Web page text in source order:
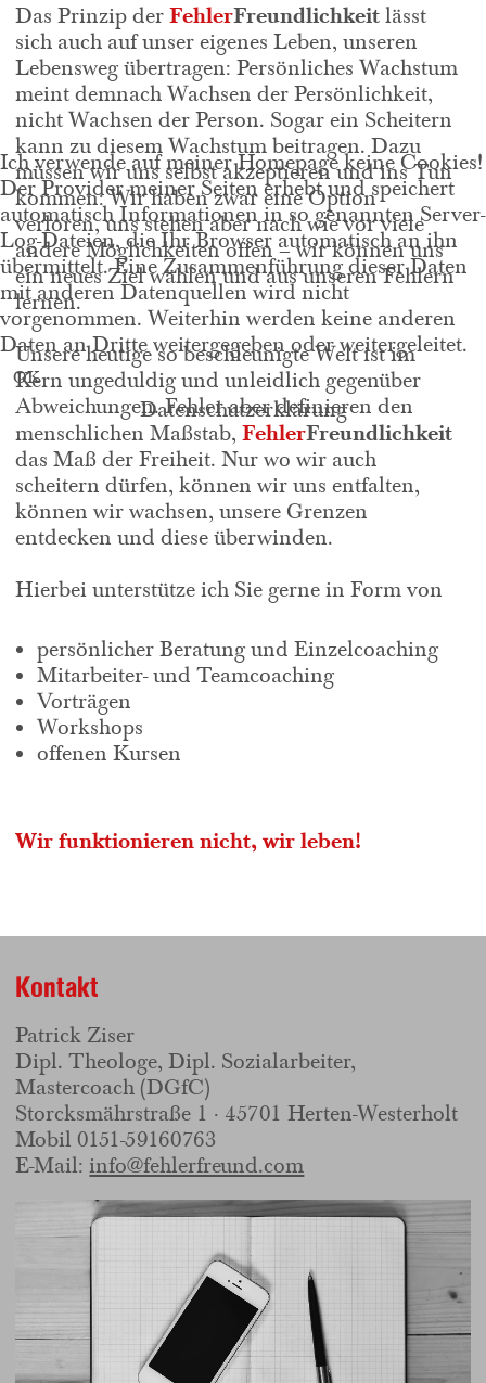
Das Prinzip derFehlerFreundlichkeit lässt
sich auch auf unser eigenes Leben, unseren
Lebensweg übertragen: Persönliches Wachstum
meint demnach Wachsen der Persönlichkeit,
nicht Wachsen der Person. Sogar ein Scheitern
kann zu diesem Wachstum beitragen. Dazu
müssen wir uns selbst akzeptieren und ins Tun
kommen: Wir haben zwar eine Option
verloren, uns stehen aber nach wie vor viele
andere Möglichkeiten offen – wir können uns
ein neues Ziel wählen und aus unseren Fehlern
lernen.
Unsere heutige so beschleunigte Welt ist im
Kern ungeduldig und unleidlich gegenüber
Abweichungen. Fehler aber definieren den
menschlichen Maßstab,FehlerFreundlichkeit
das Maß der Freiheit. Nur wo wir auch
scheitern dürfen, können wir uns entfalten,
können wir wachsen, unsere Grenzen
entdecken und diese überwinden.
Hierbei unterstütze ich Sie gerne in Form von
persönlicher Beratung und Einzelcoaching
Mitarbeiter- und Teamcoaching
Vorträgen
Workshops
offenen Kursen
Wir funktionieren nicht, wir leben!
Kontakt
Patrick Ziser
Dipl. Theologe, Dipl. Sozialarbeiter,
Mastercoach (DGfC)
Storcksmährstraße 1 · 45701 Herten-Westerholt
Mobil 0151-59160763
E-Mail:info@fehlerfreund.com
Ich verwende auf meiner Homepage keine Cookies!
Der Provider meiner Seiten erhebt und speichert
automatisch Informationen in so genannten Server-
Log-Dateien, die Ihr Browser automatisch an ihn
übermittelt. Eine Zusammenführung dieser Daten
mit anderen Datenquellen wird nicht
vorgenommen. Weiterhin werden keine anderen
Daten an Dritte weitergegeben oder weitergeleitet.
OK
Datenschutzerklärung